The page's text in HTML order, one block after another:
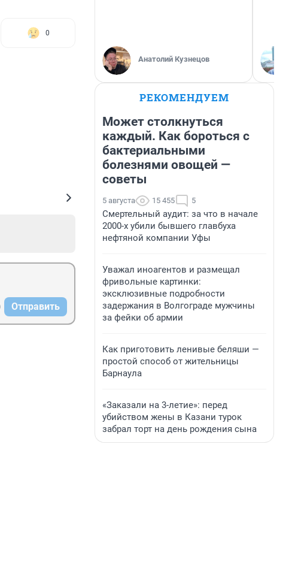
0
Отправить
Анатолий Кузнецов
РЕКОМЕНДУЕМ
Может столкнуться
каждый. Как бороться с
бактериальными
болезнями овощей —
советы
5 августа 15 455 5
Смертельный аудит: за что в начале
2000-х убили бывшего главбуха
нефтяной компании Уфы
Уважал иноагентов и размещал
фривольные картинки:
эксклюзивные подробности
задержания в Волгограде мужчины
за фейки об армии
Как приготовить ленивые беляши —
простой способ от жительницы
Барнаула
«Заказали на 3-летие»: перед
убийством жены в Казани турок
забрал торт на день рождения сына